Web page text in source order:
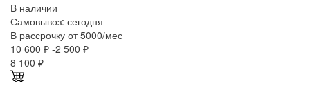
В наличии
Самовывоз: сегодня
В рассрочку от 5000/мес
10 600 ₽ -2 500 ₽
8 100 ₽